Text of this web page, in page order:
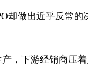
却做出近乎反常的
，下游经销商压